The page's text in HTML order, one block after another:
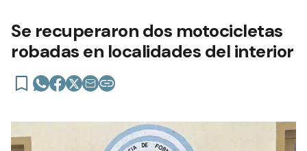
Se recuperaron dos motocicletas
robadas en localidades del interior